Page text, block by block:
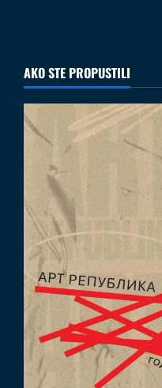
AKO STE PROPUSTILI